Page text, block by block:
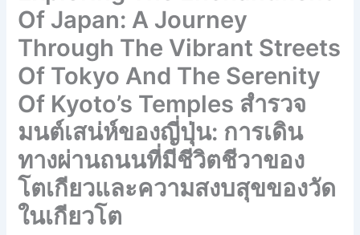
Of Japan: A Journey
Through The Vibrant Streets
Of Tokyo And The Serenity
Of Kyoto’s Temples สำรวจ
มนต์เสน่ห์ของญี่ปุ่น: การเดิน
ทางผ่านถนนที่มีชีวิตชีวาของ
โตเกียวและความสงบสุขของวัด
ในเกียวโต